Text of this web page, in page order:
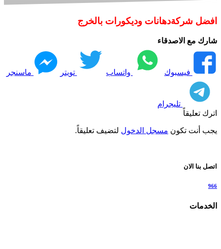
افضل شركةدهانات وديكورات بالخرج
شارك مع الاصدقاء
فيسبوك واتساب تويتر ماسنجر
تليجرام
اترك تعليقاً
يجب أنت تكون مسجل الدخول لتضيف تعليقاً.
اتصل بنا الان
966
الخدمات